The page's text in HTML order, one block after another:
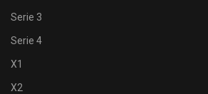
Serie 3
Serie 4
X1
X2